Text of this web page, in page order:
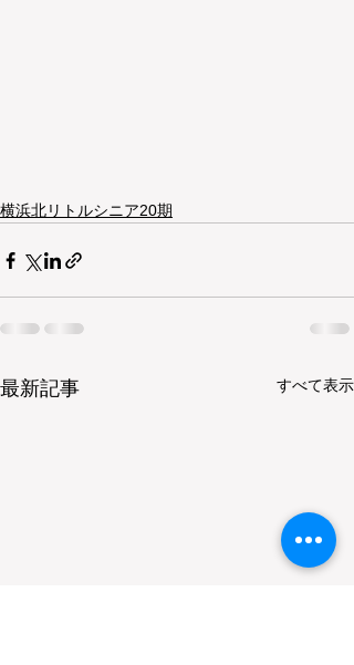
横浜北リトルシニア20期
最新記事 すべて表示